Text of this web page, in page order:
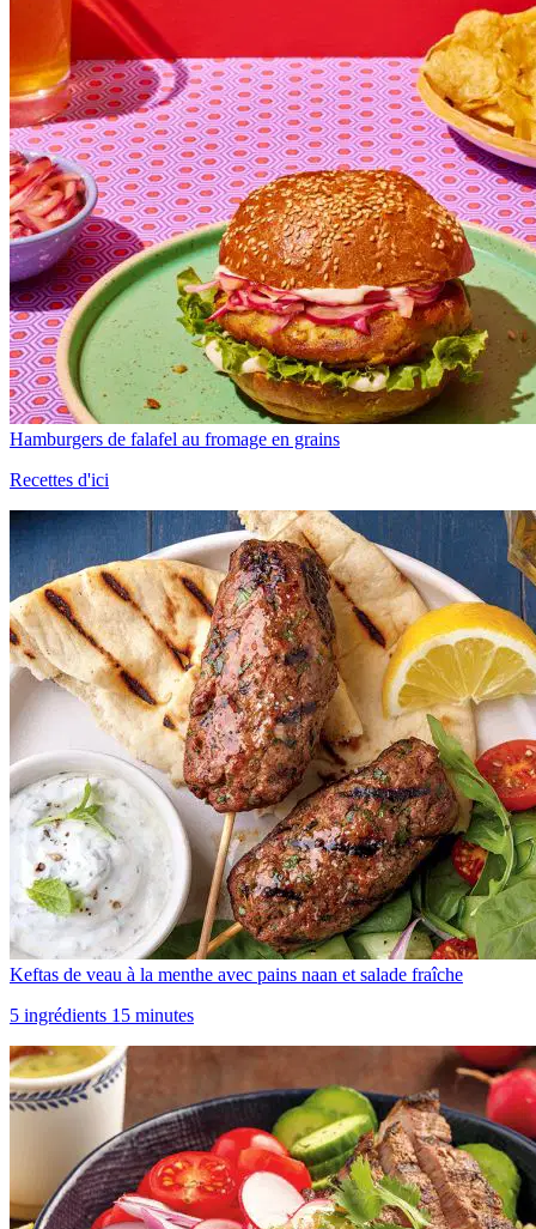
Hamburgers de falafel au fromage en grains
Recettes d'ici
Keftas de veau à la menthe avec pains naan et salade fraîche
5 ingrédients 15 minutes